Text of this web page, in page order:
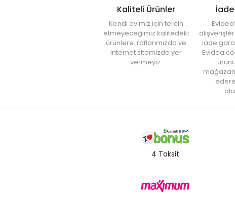
Kaliteli Ürünler
Kendi evimiz için tercih
etmeyeceğimiz kalitedeki
ürünlere, raflarımızda ve
internet sitemizde yer
vermeyiz.
İade
iade
4 Taksit